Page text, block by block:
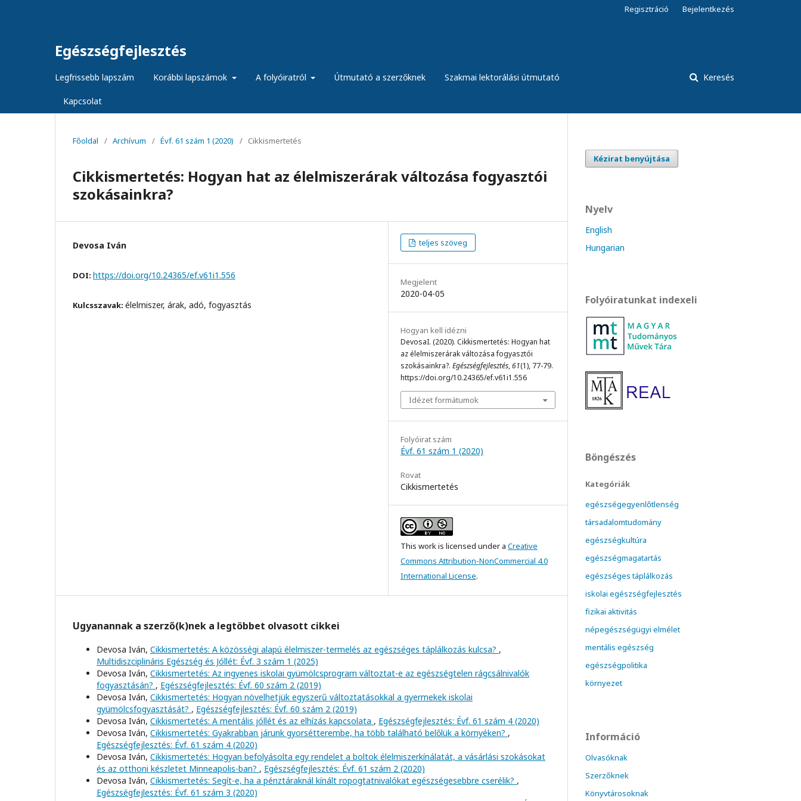
Egészségfejlesztés
Legfrissebb lapszám Korábbi lapszámok A folyóiratról Útmutató a szerzőknek Szakmai lektorálási útmutató
Kapcsolat
Keresés
Regisztráció Bejelentkezés
Főoldal / Archívum / Évf. 61 szám 1 (2020) / Cikkismertetés
Cikkismertetés: Hogyan hat az élelmiszerárak változása fogyasztói
szokásainkra?
Devosa Iván
DOI: https://doi.org/10.24365/ef.v61i1.556
Kulcsszavak: élelmiszer, árak, adó, fogyasztás
teljes szöveg
Megjelent
2020-04-05
Hogyan kell idézni
DevosaI. (2020). Cikkismertetés: Hogyan hat
az élelmiszerárak változása fogyasztói
szokásainkra?. Egészségfejlesztés,61(1), 77-79.
https://doi.org/10.24365/ef.v61i1.556
Idézet formátumok
Folyóirat szám
Évf. 61 szám 1 (2020)
Rovat
Cikkismertetés
This work is licensed under a Creative
Commons Attribution-NonCommercial 4.0
International License.
Ugyanannak a szerző(k)nek a legtöbbet olvasott cikkei
Devosa Iván, Cikkismertetés: A közösségi alapú élelmiszer-termelés az egészséges táplálkozás kulcsa? ,
Multidiszciplináris Egészség és Jóllét: Évf. 3 szám 1 (2025)
Devosa Iván, Cikkismertetés: Az ingyenes iskolai gyümölcsprogram változtat-e az egészségtelen rágcsálnivalók
fogyasztásán? , Egészségfejlesztés: Évf. 60 szám 2 (2019)
Devosa Iván, Cikkismertetés: Hogyan növelhetjük egyszerű változtatásokkal a gyermekek iskolai
gyümölcsfogyasztását? , Egészségfejlesztés: Évf. 60 szám 2 (2019)
Devosa Iván, Cikkismertetés: A mentális jóllét és az elhízás kapcsolata , Egészségfejlesztés: Évf. 61 szám 4 (2020)
Devosa Iván, Cikkismertetés: Gyakrabban járunk gyorsétterembe, ha több található belőlük a környéken? ,
Egészségfejlesztés: Évf. 61 szám 4 (2020)
Devosa Iván, Cikkismertetés: Hogyan befolyásolta egy rendelet a boltok élelmiszerkínálatát, a vásárlási szokásokat
és az otthoni készletet Minneapolis-ban? , Egészségfejlesztés: Évf. 61 szám 2 (2020)
Devosa Iván, Cikkismertetés: Segít-e, ha a pénztáraknál kínált ropogtatnivalókat egészségesebbre cserélik? ,
Egészségfejlesztés: Évf. 61 szám 3 (2020)
Kézirat benyújtása
Nyelv
English
Hungarian
Folyóiratunkat indexeli
Böngészés
Kategóriák
egészségegyenlőtlenség
társadalomtudomány
egészségkultúra
egészségmagatartás
egészséges táplálkozás
iskolai egészségfejlesztés
fizikai aktivitás
népegészségügyi elmélet
mentális egészség
egészségpolitika
környezet
Információ
Olvasóknak
Szerzőknek
Könyvtárosoknak